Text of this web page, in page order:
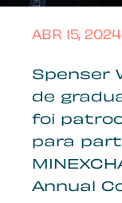
ABR 15, 2024
Spenser
de
foi
para
Annual